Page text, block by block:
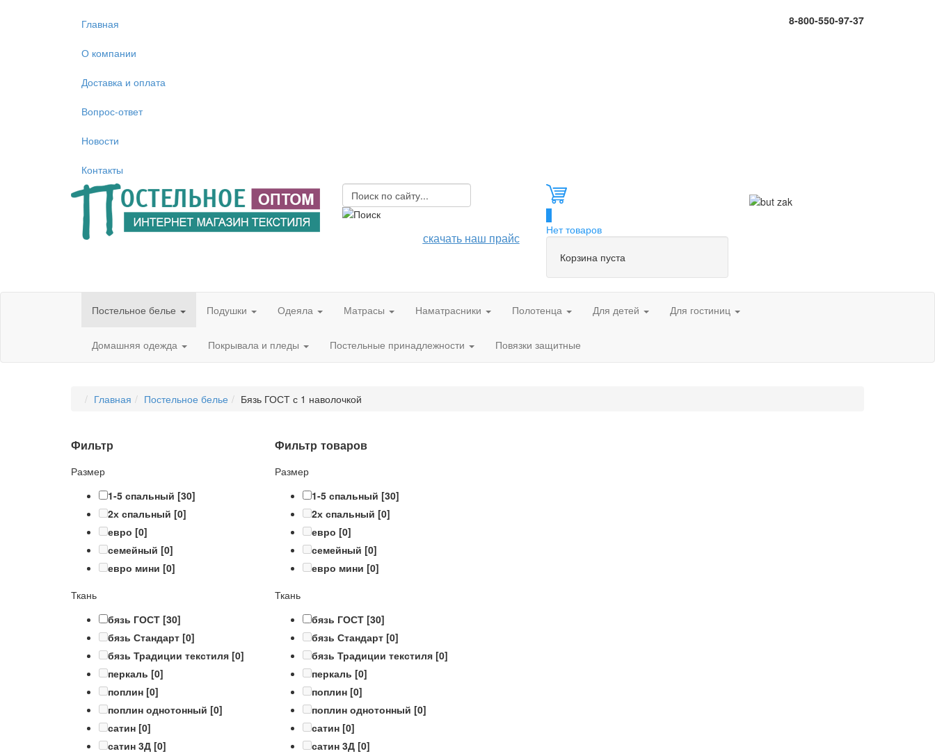
Главная
О компании
Доставка и оплата
Вопрос-ответ
Новости
Контакты
8-800-550-97-37
скачать наш прайс
Нет товаров
Корзина пуста
Постельное белье Подушки Одеяла Матрасы Наматрасники Полотенца Для детей Для гостиниц
Домашняя одежда Покрывала и пледы Постельные принадлежности Повязки защитные
Главная Постельное белье Бязь ГОСТ с 1 наволочкой
Фильтр товаров
Размер
1-5 спальный [30]
2х спальный [0]
евро [0]
семейный [0]
евро мини [0]
Ткань
бязь ГОСТ[30]
бязь Стандарт[0]
бязь Традиции текстиля[0]
перкаль [0]
поплин[0]
поплин однотонный [0]
сатин[0]
сатин 3Д[0]
Фильтр
Размер
1-5 спальный [30]
2х спальный [0]
евро [0]
семейный [0]
евро мини [0]
Ткань
бязь ГОСТ [30]
бязь Стандарт [0]
бязь Традиции текстиля [0]
перкаль [0]
поплин [0]
поплин однотонный [0]
сатин [0]
сатин 3Д [0]